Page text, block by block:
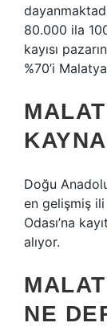
80.000 ila
kayısı
%70’i
Doğu
en gelişmiş
Odası’na
alıyor.
NE